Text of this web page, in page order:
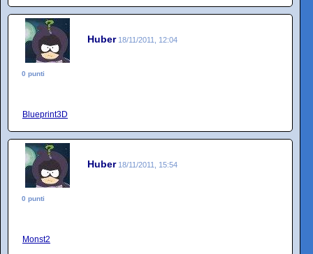
Huber 18/11/2011, 12:04
0 punti
Blueprint3D
Huber 18/11/2011, 15:54
0 punti
Monst2